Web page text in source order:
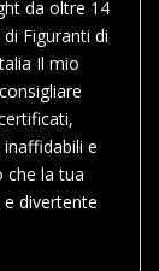
da oltre 14
Figuranti di
Il mio
e
che la tua
e divertente